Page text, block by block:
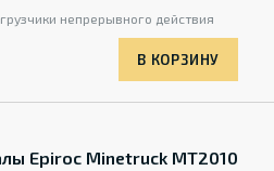
непрерывного действия
В КОРЗИНУ
Epiroc Minetruck MT2010